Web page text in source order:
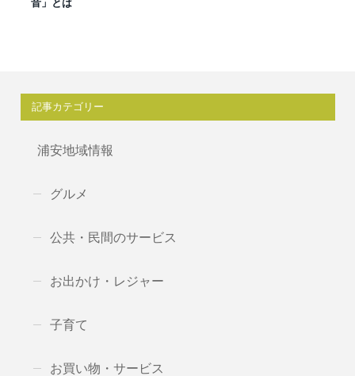
音」とは
記事カテゴリー
浦安地域情報
グルメ
公共・民間のサービス
お出かけ・レジャー
子育て
お買い物・サービス